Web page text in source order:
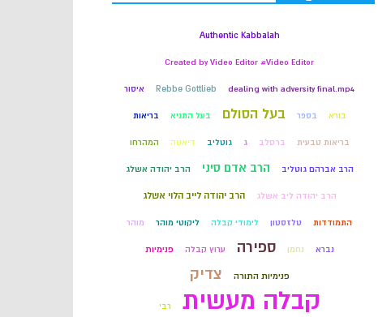
Authentic Kabbalah
Created by Video Editor #Video Editor
dealing with adversity final.mp4
Rebbe Gottlieb איסור
בורא בספר בעל הסולם בעל התניא בריאות
בריאות טבעית ברסלב ג גוטליב דיאטה המהרחו
הרב אברהם גוטליב הרב אדם סיני הרב יהודה אשלג
הרב יהודה ליב אשלג הרב יהודה לייב הלוי אשלג
התמודדות טלזסטון לימודי קבלה ליקוטי מוהר מוהר
נברא נחמן ספירה ערוץ קבלה פנימיות
פנימיות התורה צדיק
קבלה מעשית רבי